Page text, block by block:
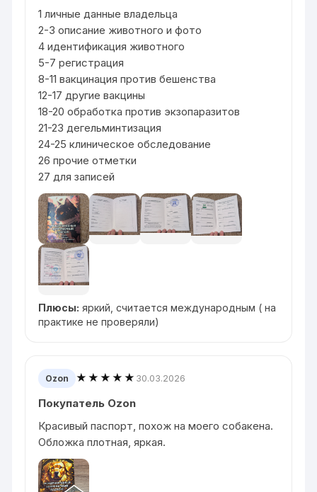
1 личные данные владельца
2-3 описание животного и фото
4 идентификация животного
5-7 регистрация
8-11 вакцинация против бешенства
12-17 другие вакцины
18-20 обработка против экзопаразитов
21-23 дегельминтизация
24-25 клиническое обследование
26 прочие отметки
27 для записей
Плюсы: яркий, считается международным ( на
практике не проверяли)
Ozon ★★★★★ 30.03.2026
Покупатель Ozon
Красивый паспорт, похож на моего собакена.
Обложка плотная, яркая.